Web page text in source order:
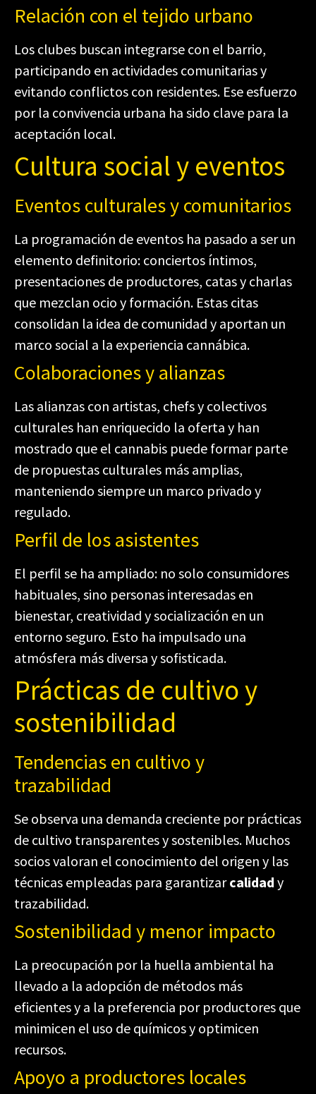
Relación con el tejido urbano
Los clubes buscan integrarse con el barrio,
participando en actividades comunitarias y
evitando conflictos con residentes. Ese esfuerzo
por la convivencia urbana ha sido clave para la
aceptación local.
Cultura social y eventos
Eventos culturales y comunitarios
La programación de eventos ha pasado a ser un
elemento definitorio: conciertos íntimos,
presentaciones de productores, catas y charlas
que mezclan ocio y formación. Estas citas
consolidan la idea de comunidad y aportan un
marco social a la experiencia cannábica.
Colaboraciones y alianzas
Las alianzas con artistas, chefs y colectivos
culturales han enriquecido la oferta y han
mostrado que el cannabis puede formar parte
de propuestas culturales más amplias,
manteniendo siempre un marco privado y
regulado.
Perfil de los asistentes
El perfil se ha ampliado: no solo consumidores
habituales, sino personas interesadas en
bienestar, creatividad y socialización en un
entorno seguro. Esto ha impulsado una
atmósfera más diversa y sofisticada.
Prácticas de cultivo y
sostenibilidad
Tendencias en cultivo y
trazabilidad
Se observa una demanda creciente por prácticas
de cultivo transparentes y sostenibles. Muchos
socios valoran el conocimiento del origen y las
técnicas empleadas para garantizarcalidad y
trazabilidad.
Sostenibilidad y menor impacto
La preocupación por la huella ambiental ha
llevado a la adopción de métodos más
eficientes y a la preferencia por productores que
minimicen el uso de químicos y optimicen
recursos.
Apoyo a productores locales